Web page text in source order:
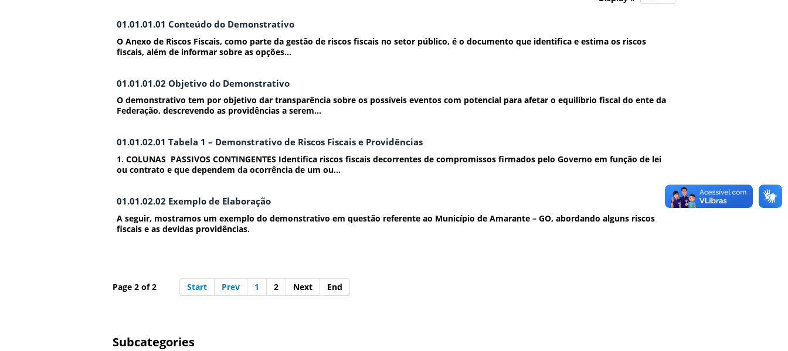
01.01.01.01 Conteúdo do Demonstrativo
O Anexo de Riscos Fiscais, como parte da gestão de riscos fiscais no setor público, é o documento que identifica e estima os riscos
fiscais, além de informar sobre as opções...
01.01.01.02 Objetivo do Demonstrativo
O demonstrativo tem por objetivo dar transparência sobre os possíveis eventos com potencial para afetar o equilíbrio fiscal do ente da
Federação, descrevendo as providências a serem...
01.01.02.01 Tabela 1 – Demonstrativo de Riscos Fiscais e Providências
1. COLUNAS PASSIVOS CONTINGENTES Identifica riscos fiscais decorrentes de compromissos firmados pelo Governo em função de lei
ou contrato e que dependem da ocorrência de um ou...
01.01.02.02 Exemplo de Elaboração
A seguir, mostramos um exemplo do demonstrativo em questão referente ao Município de Amarante – GO, abordando alguns riscos
fiscais e as devidas providências.
Page 2 of 2 Start Prev 1 2 Next End
Subcategories